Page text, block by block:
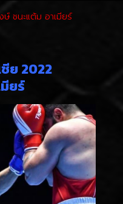
ชนะแต้ม อาเมียร์
ย 2022
ยร์